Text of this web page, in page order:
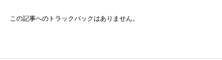
この記事へのトラックバックはありません。